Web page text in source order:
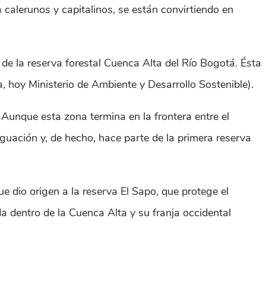
y capitalinos, se están convirtiendo en
la reserva forestal Cuenca Alta del Río Bogotá. Ésta
Ministerio de Ambiente y Desarrollo Sostenible).
esta zona termina en la frontera entre el
y, de hecho, hace parte de la primera reserva
dio origen a la reserva El Sapo, que protege el
dentro de la Cuenca Alta y su franja occidental